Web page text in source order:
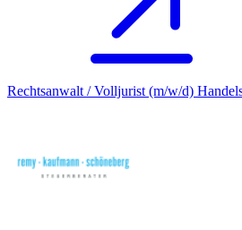
Rechtsanwalt / Volljurist (m/w/d)